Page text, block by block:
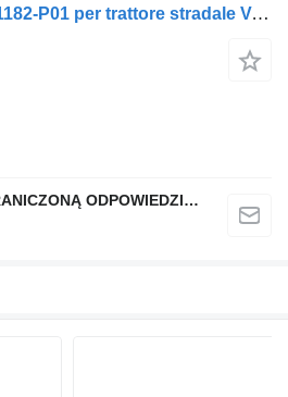
Autoradio Volvo 22041182-P01 per trattore stradale Volvo FH4 FH16
QINDITO SPÓŁKA Z OGRANICZONĄ ODPOWIEDZIALNOŚCIĄ